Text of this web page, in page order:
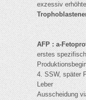
exzessiv
AFP : a-
erstes
4. SSW, später
Leber
Ausscheidung